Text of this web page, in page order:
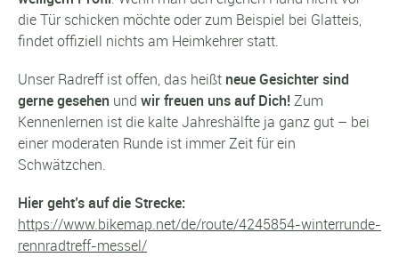
die Tür schicken möchte oder zum Beispiel bei Glatteis,
findet offiziell nichts am Heimkehrer statt.
Unser Radreff ist offen, das heißt neue Gesichter sind
gerne gesehen und wir freuen uns auf Dich! Zum
Kennenlernen ist die kalte Jahreshälfte ja ganz gut – bei
einer moderaten Runde ist immer Zeit für ein
Schwätzchen.
Hier geht’s auf die Strecke:
https://www.bikemap.net/de/route/4245854-winterrunde-
rennradtreff-messel/